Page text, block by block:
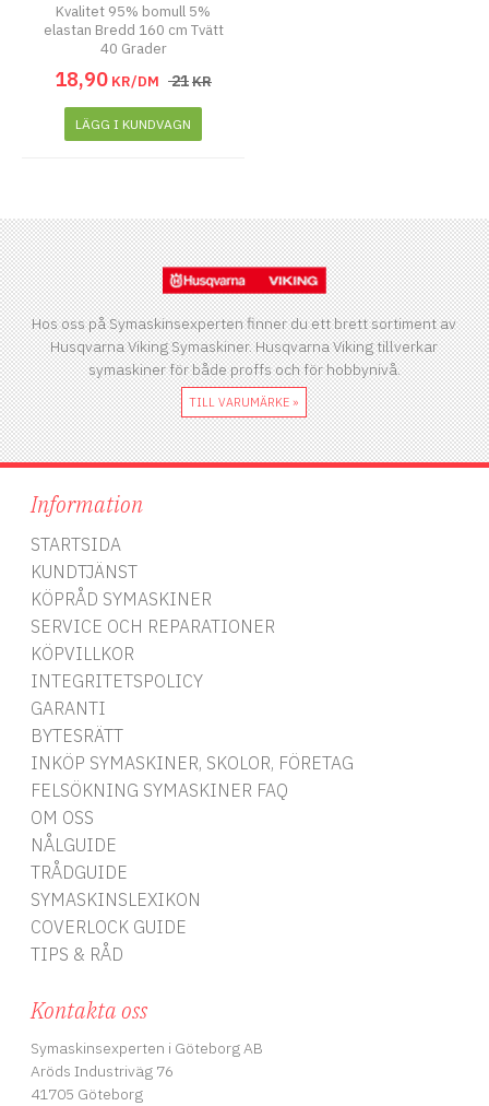
Kvalitet 95% bomull 5%
elastan Bredd 160 cm Tvätt
40 Grader
18,90 KR/DM 21KR
LÄGG I KUNDVAGN
Hos oss på Symaskinsexperten finner du ett brett sortiment av
Husqvarna Viking Symaskiner. Husqvarna Viking tillverkar
symaskiner för både proffs och för hobbynivå.
TILL VARUMÄRKE »
Information
STARTSIDA
KUNDTJÄNST
KÖPRÅD SYMASKINER
SERVICE OCH REPARATIONER
KÖPVILLKOR
INTEGRITETSPOLICY
GARANTI
BYTESRÄTT
INKÖP SYMASKINER, SKOLOR, FÖRETAG
FELSÖKNING SYMASKINER FAQ
OM OSS
NÅLGUIDE
TRÅDGUIDE
SYMASKINSLEXIKON
COVERLOCK GUIDE
TIPS & RÅD
Kontakta oss
Symaskinsexperten i Göteborg AB
Aröds Industriväg 76
41705 Göteborg